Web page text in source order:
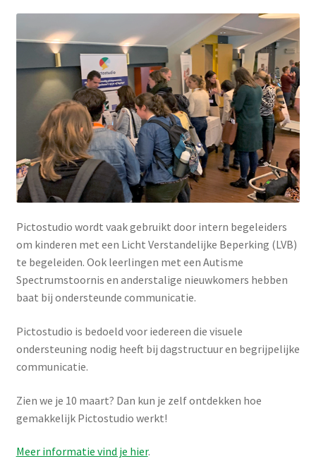
Pictostudio wordt vaak gebruikt door intern begeleiders
om kinderen met een Licht Verstandelijke Beperking (LVB)
te begeleiden. Ook leerlingen met een Autisme
Spectrumstoornis en anderstalige nieuwkomers hebben
baat bij ondersteunde communicatie.
Pictostudio is bedoeld voor iedereen die visuele
ondersteuning nodig heeft bij dagstructuur en begrijpelijke
communicatie.
Zien we je 10 maart? Dan kun je zelf ontdekken hoe
gemakkelijk Pictostudio werkt!
Meer informatie vind je hier.